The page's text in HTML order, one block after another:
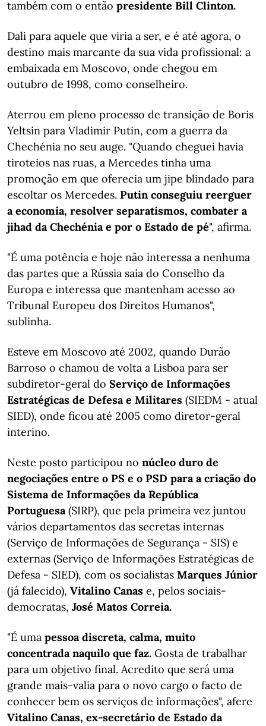
também com o então presidente Bill Clinton.
Dali para aquele que viria a ser, e é até agora, o
destino mais marcante da sua vida profissional: a
embaixada em Moscovo, onde chegou em
outubro de 1998, como conselheiro.
Aterrou em pleno processo de transição de Boris
Yeltsin para Vladimir Putin, com a guerra da
Chechénia no seu auge. "Quando cheguei havia
tiroteios nas ruas, a Mercedes tinha uma
promoção em que oferecia um jipe blindado para
escoltar os Mercedes. Putin conseguiu reerguer
a economia, resolver separatismos, combater a
jihad da Chechénia e por o Estado de pé", afirma.
"É uma potência e hoje não interessa a nenhuma
das partes que a Rússia saia do Conselho da
Europa e interessa que mantenham acesso ao
Tribunal Europeu dos Direitos Humanos",
sublinha.
Esteve em Moscovo até 2002, quando Durão
Barroso o chamou de volta a Lisboa para ser
subdiretor-geral do Serviço de Informações
Estratégicas de Defesa e Militares (SIEDM - atual
SIED), onde ficou até 2005 como diretor-geral
interino.
Neste posto participou no núcleo duro de
negociações entre o PS e o PSD para a criação do
Sistema de Informações da República
Portuguesa(SIRP), que pela primeira vez juntou
vários departamentos das secretas internas
(Serviço de Informações de Segurança - SIS) e
externas (Serviço de Informações Estratégicas de
Defesa - SIED), com os socialistas Marques Júnior
(já falecido), Vitalino Canas e, pelos sociais-
democratas, José Matos Correia.
"É uma pessoa discreta, calma, muito
concentrada naquilo que faz. Gosta de trabalhar
para um objetivo final. Acredito que será uma
grande mais-valia para o novo cargo o facto de
conhecer bem os serviços de informações", afere
Vitalino Canas, ex-secretário de Estado da